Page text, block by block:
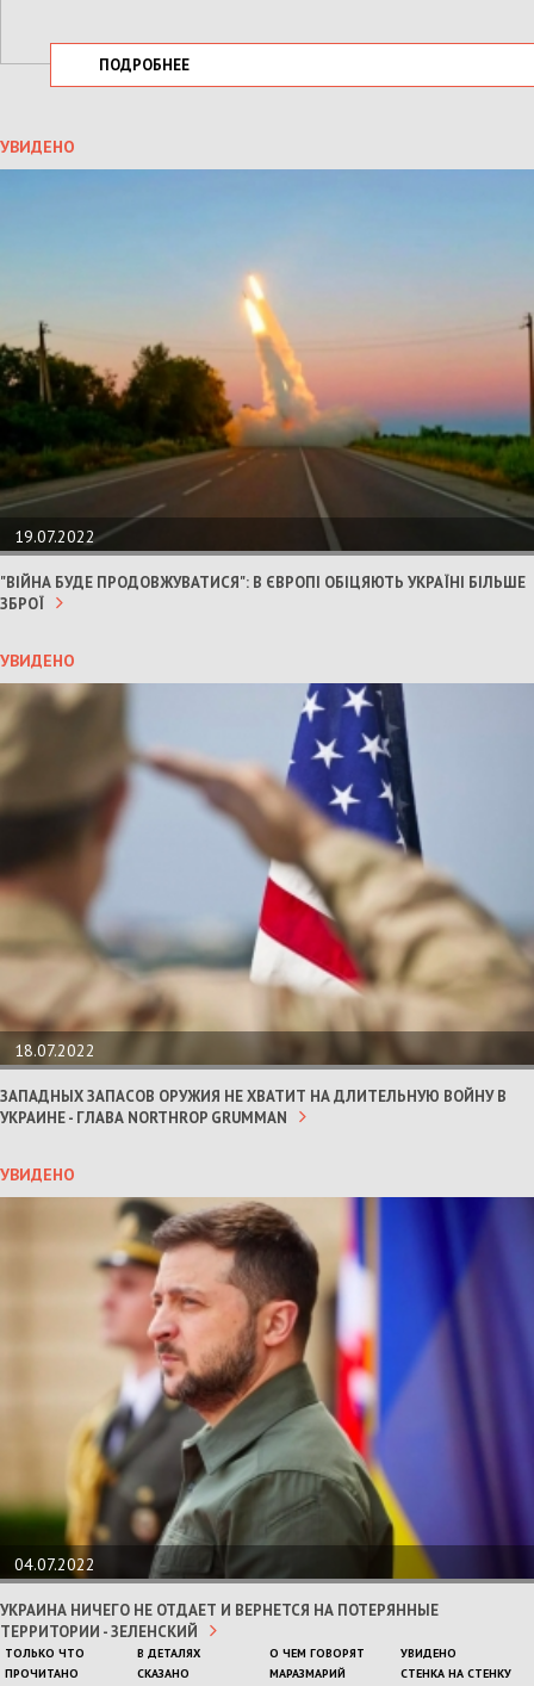
ПОДРОБНЕЕ
УВИДЕНО
19.07.2022
"ВІЙНА БУДЕ ПРОДОВЖУВАТИСЯ": В ЄВРОПІ ОБІЦЯЮТЬ УКРАЇНІ БІЛЬШЕ
ЗБРОЇ
УВИДЕНО
18.07.2022
ЗАПАДНЫХ ЗАПАСОВ ОРУЖИЯ НЕ ХВАТИТ НА ДЛИТЕЛЬНУЮ ВОЙНУ В
УКРАИНЕ - ГЛАВА NORTHROP GRUMMAN
УВИДЕНО
04.07.2022
УКРАИНА НИЧЕГО НЕ ОТДАЕТ И ВЕРНЕТСЯ НА ПОТЕРЯННЫЕ
ТЕРРИТОРИИ - ЗЕЛЕНСКИЙ
ТОЛЬКО ЧТО В ДЕТАЛЯХ О ЧЕМ ГОВОРЯТ
УВИДЕНО
ПРОЧИТАНО
СКАЗАНО МАРАЗМАРИЙ
СТЕНКА НА СТЕНКУ